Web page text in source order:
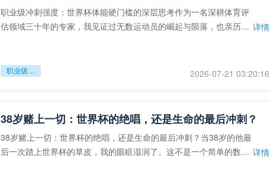
职业级冲刺强度：世界杯体能硬门槛的深层思考作为一名深耕体育评
估领域三十年的专家，我见证过无数运动员的崛起与陨落，也亲历了 详情
职业级冲刺强度设为世界杯体能硬门槛 2026-07-21 03:20:16
38岁赌上一切：世界杯的绝唱，还是生命的最后冲刺？
38岁赌上一切：世界杯的绝唱，还是生命的最后冲刺？当38岁的他最
后一次踏上世界杯的草皮，我的眼眶湿润了。这不是一个简单的数
详情